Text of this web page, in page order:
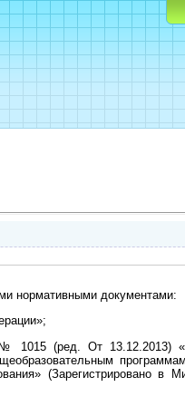
нормативными документами:
№ 1015 (ред. От 13.12.2013)
(Зарегистрировано в